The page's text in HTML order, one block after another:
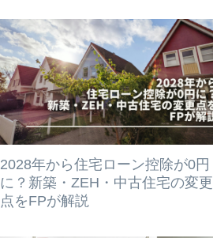
2028年から住宅ローン控除が0円
に？新築・ZEH・中古住宅の変更
点をFPが解説